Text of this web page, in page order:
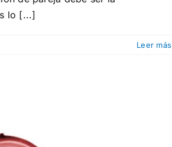
lo [...]
Leer más